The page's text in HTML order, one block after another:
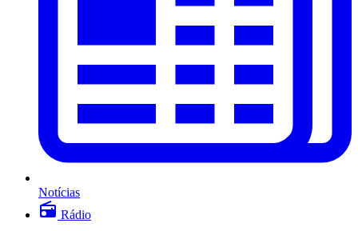
Notícias
Rádio